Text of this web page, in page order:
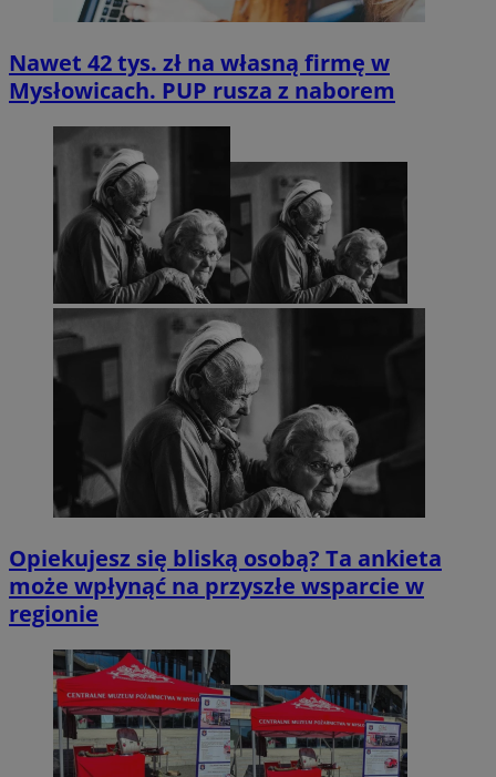
Nawet 42 tys. zł na własną firmę w
Mysłowicach. PUP rusza z naborem
Opiekujesz się bliską osobą? Ta ankieta
może wpłynąć na przyszłe wsparcie w
regionie